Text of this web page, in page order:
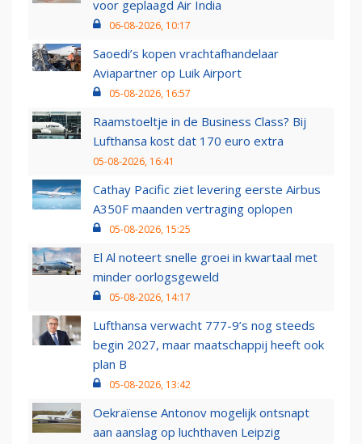
voor geplaagd Air India
06-08-2026, 10:17
Saoedi’s kopen vrachtafhandelaar
Aviapartner op Luik Airport
05-08-2026, 16:57
Raamstoeltje in de Business Class? Bij
Lufthansa kost dat 170 euro extra
05-08-2026, 16:41
Cathay Pacific ziet levering eerste Airbus
A350F maanden vertraging oplopen
05-08-2026, 15:25
El Al noteert snelle groei in kwartaal met
minder oorlogsgeweld
05-08-2026, 14:17
Lufthansa verwacht 777-9’s nog steeds
begin 2027, maar maatschappij heeft ook
plan B
05-08-2026, 13:42
Oekraïense Antonov mogelijk ontsnapt
aan aanslag op luchthaven Leipzig